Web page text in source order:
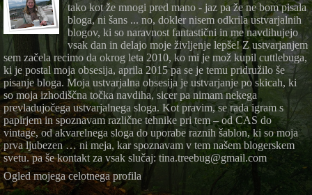
tako kot že mnogi pred mano - jaz pa že ne bom pisala
bloga, ni šans ... no, dokler nisem odkrila ustvarjalnih
blogov, ki so naravnost fantastični in me navdihujejo
vsak dan in delajo moje življenje lepše! Z ustvarjanjem
sem začela recimo da okrog leta 2010, ko mi je mož kupil cuttlebuga,
ki je postal moja obsesija, aprila 2015 pa se je temu pridružilo še
pisanje bloga. Moja ustvarjalna obsesija je ustvarjanje po skicah, ki
so moja izhodiščna točka navdiha, sicer pa nimam nekega
prevladujočega ustvarjalnega sloga. Kot pravim, se rada igram s
papirjem in spoznavam različne tehnike pri tem – od CAS do
vintage, od akvarelnega sloga do uporabe raznih šablon, ki so moja
prva ljubezen … ni meja, kar spoznavam v tem našem blogerskem
svetu. pa še kontakt za vsak slučaj: tina.treebug@gmail.com
Ogled mojega celotnega profila